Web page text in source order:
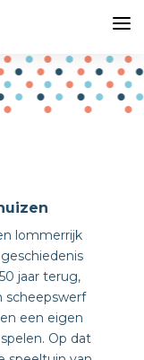
lommerrijk
jaar terug,
scheepswerf
een eigen
Op dat